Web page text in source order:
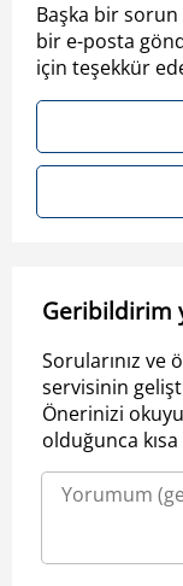
Başka bir sorun
bir e-posta
için teşekkür
Geribildirim
Sorularınız ve
servisinin
Önerinizi
olduğunca kısa